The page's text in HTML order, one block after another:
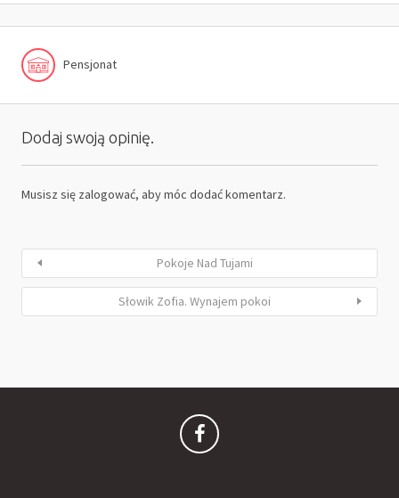
Pensjonat
Dodaj swoją opinię.
Musisz się zalogować, aby móc dodać komentarz.
Pokoje Nad Tujami
Słowik Zofia. Wynajem pokoi